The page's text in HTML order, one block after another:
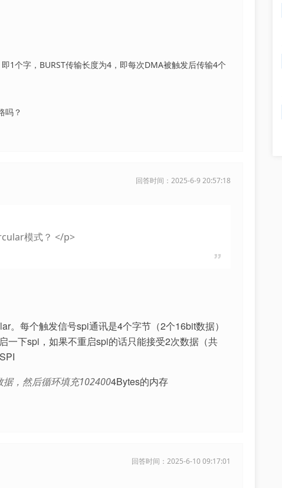
1个字，BURST传输长度为4，即每次DMA被触发后传输4个
吗？
回答时间：2025-6-9 20:57:18
模式？ </p>
。每个触发信号spi通讯是4个字节（2个16bit数据）
一下spi，如果不重启spi的话只能接受2次数据（共
据，然后循环填充1024004Bytes的内存
回答时间：2025-6-10 09:17:01